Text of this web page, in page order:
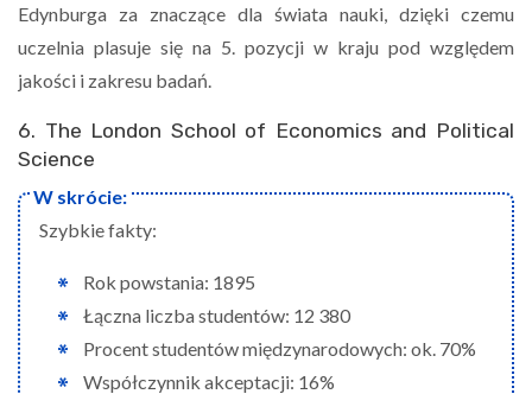
Edynburga za znaczące dla świata nauki, dzięki czemu
uczelnia plasuje się na 5. pozycji w kraju pod względem
jakości i zakresu badań.
6. The London School of Economics and Political
Science
Szybkie fakty:
Rok powstania: 1895
Łączna liczba studentów: 12 380
Procent studentów międzynarodowych: ok. 70%
Współczynnik akceptacji: 16%